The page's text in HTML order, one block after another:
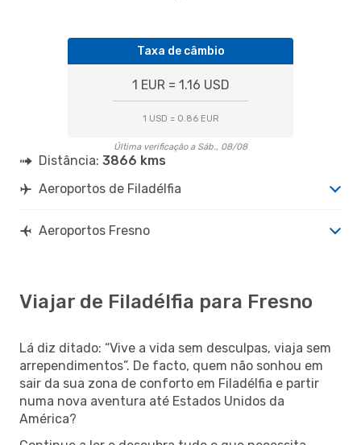
Taxa de câmbio
1 EUR = 1.16 USD
1 USD = 0.86 EUR
Última verificação a Sáb., 08/08
Distância: 3866 kms
Aeroportos de Filadélfia
Aeroportos Fresno
Viajar de Filadélfia para Fresno
Lá diz ditado: “Vive a vida sem desculpas, viaja sem
arrependimentos”. De facto, quem não sonhou em
sair da sua zona de conforto em Filadélfia e partir
numa nova aventura até Estados Unidos da
América?